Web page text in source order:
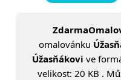
omalovánku
Úžasňákovi ve
velikost: 20 KB .